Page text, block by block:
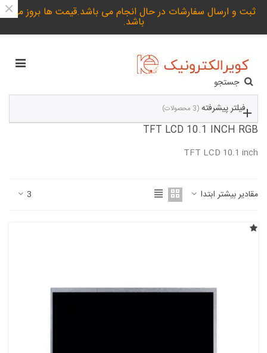
ثبت و ارسال سفارشات در حال انجام می باشد.قیمت ها بروز می
باشد.
×
جستجو
فیلتر پیشرفته (3 محصولات)
TFT LCD 10.1 INCH RGB
TFT LCD 10.1 inch
مقادیر بیشتر ابتدا 3